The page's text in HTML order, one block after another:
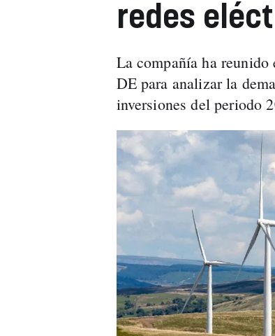
redes
La compañía ha reunido
DE para analizar la
inversiones del periodo